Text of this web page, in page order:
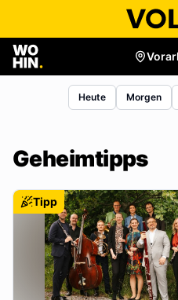
Heute Morgen
Geheimtipps
Tipp